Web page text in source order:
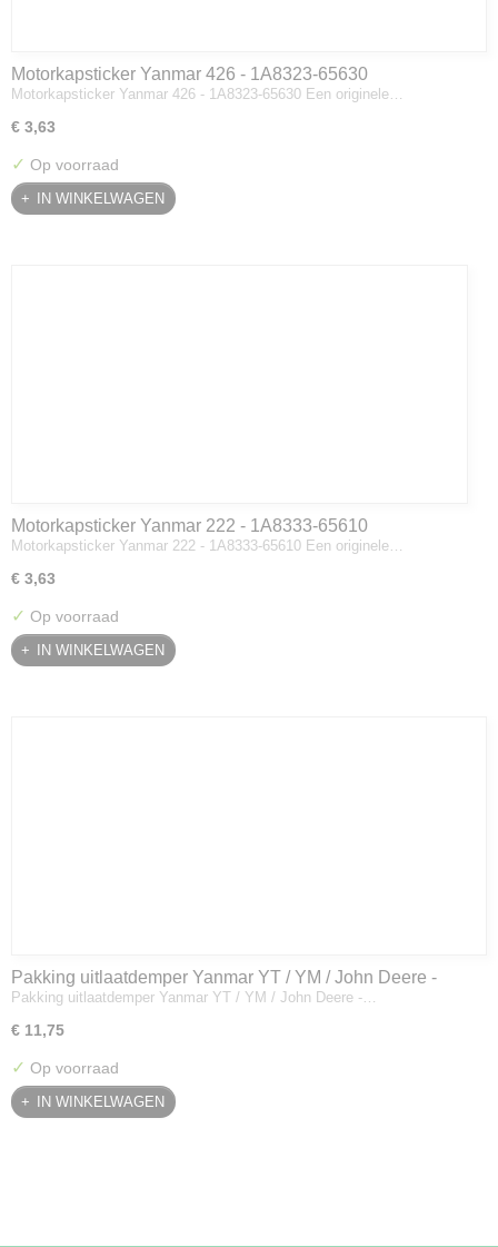
Motorkapsticker Yanmar 426 - 1A8323-65630
Motorkapsticker Yanmar 426 - 1A8323-65630 Een originele…
€ 3,63
✓ Op voorraad
IN WINKELWAGEN
Motorkapsticker Yanmar 222 - 1A8333-65610
Motorkapsticker Yanmar 222 - 1A8333-65610 Een originele…
€ 3,63
✓ Op voorraad
IN WINKELWAGEN
Pakking uitlaatdemper Yanmar YT / YM / John Deere -
128300-13230
Pakking uitlaatdemper Yanmar YT / YM / John Deere -…
€ 11,75
✓ Op voorraad
IN WINKELWAGEN